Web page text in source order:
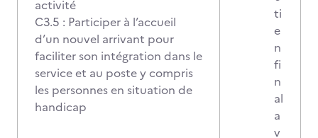
activité
C3.5 : Participer à l’accueil
d’un nouvel arrivant pour
faciliter son intégration dans le
service et au poste y compris
les personnes en situation de
handicap
ti
e
n
fi
n
al
a
v